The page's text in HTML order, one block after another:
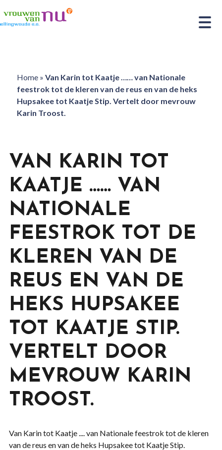
Home» Van Karin tot Kaatje …… van Nationale
feestrok tot de kleren van de reus en van de heks
Hupsakee tot Kaatje Stip. Vertelt door mevrouw
Karin Troost.
VAN KARIN TOT
KAATJE …… VAN
NATIONALE
FEESTROK TOT DE
KLEREN VAN DE
REUS EN VAN DE
HEKS HUPSAKEE
TOT KAATJE STIP.
VERTELT DOOR
MEVROUW KARIN
TROOST.
Van Karin tot Kaatje .... van Nationale feestrok tot de kleren
van de reus en van de heks Hupsakee tot Kaatje Stip.